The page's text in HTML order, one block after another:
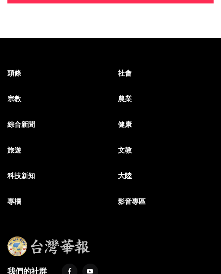
頭條 社會
宗教 農業
綜合新聞 健康
旅遊 文教
科技新知 大陸
專欄 影音專區
我們的社群